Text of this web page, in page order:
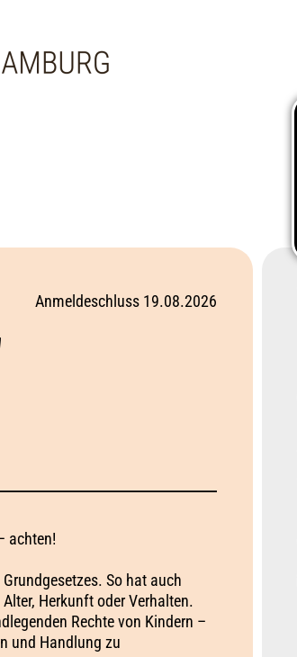
Anmeldeschluss 19.08.2026
achten!
So hat auch
Herkunft oder Verhalten.
Rechte von Kindern –
und Handlung zu